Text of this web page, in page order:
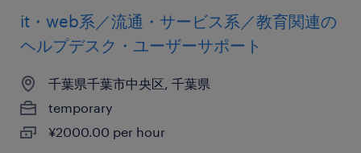
it・web系／流通・サービス系／教育関連の
ヘルプデスク・ユーザーサポート
千葉県千葉市中央区, 千葉県
temporary
¥2000.00 per hour